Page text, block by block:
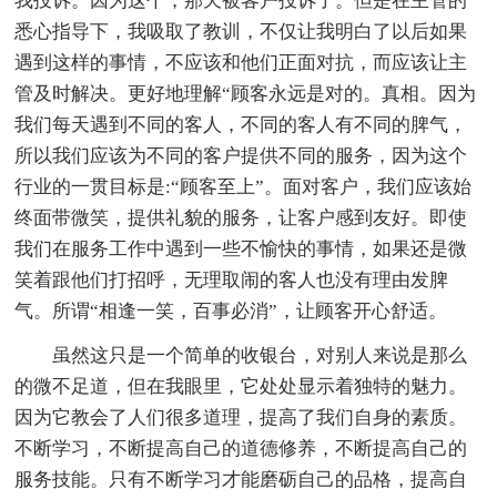
悉心指导下，我吸取了教训，不仅让我明白了以后如果
遇到这样的事情，不应该和他们正面对抗，而应该让主
管及时解决。更好地理解“顾客永远是对的。真相。因为
我们每天遇到不同的客人，不同的客人有不同的脾气，
所以我们应该为不同的客户提供不同的服务，因为这个
行业的一贯目标是:“顾客至上”。面对客户，我们应该始
终面带微笑，提供礼貌的服务，让客户感到友好。即使
我们在服务工作中遇到一些不愉快的事情，如果还是微
笑着跟他们打招呼，无理取闹的客人也没有理由发脾
气。所谓“相逢一笑，百事必消”，让顾客开心舒适。
虽然这只是一个简单的收银台，对别人来说是那么
的微不足道，但在我眼里，它处处显示着独特的魅力。
因为它教会了人们很多道理，提高了我们自身的素质。
不断学习，不断提高自己的道德修养，不断提高自己的
服务技能。只有不断学习才能磨砺自己的品格，提高自